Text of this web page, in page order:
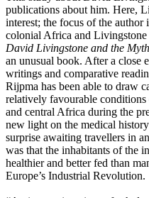
publications about him. Here,
interest; the focus of the
colonial Africa and
David Livingstone and the
an unusual book. After a close
writings and comparative
Rijpma has been able to draw
relatively favourable
and central Africa during the
new light on the medical
surprise awaiting travellers in
was that the inhabitants of the
healthier and better fed than
Europe’s Industrial Revolution.